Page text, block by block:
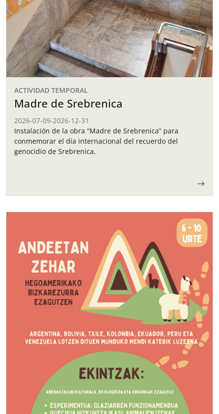
ACTIVIDAD TEMPORAL
Madre de Srebrenica
2026-07-09-2026-12-31
Instalación de la obra “Madre de Srebrenica” para
conmemorar el día internacional del recuerdo del
genocidio de Srebrenica.